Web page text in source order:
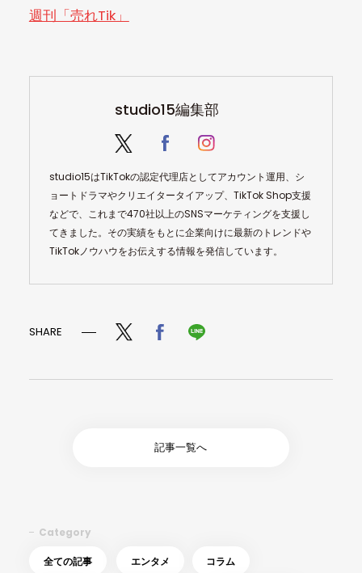
週刊「売れTik」
studio15編集部
studio15はTikTokの認定代理店としてアカウント運用、シ
ョートドラマやクリエイタータイアップ、TikTok Shop支援
などで、これまで470社以上のSNSマーケティングを支援し
てきました。その実績をもとに企業向けに最新のトレンドや
TikTokノウハウをお伝えする情報を発信しています。
SHARE
記事一覧へ
Category
全ての記事 エンタメ コラム